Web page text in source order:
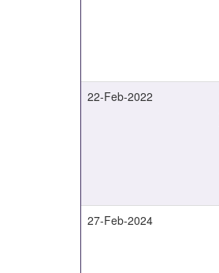
22-Feb-2022
27-Feb-2024